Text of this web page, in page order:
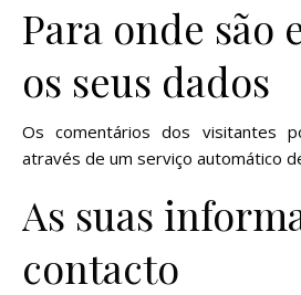
Para onde são
os seus dados
Os comentários dos visitantes
através de um serviço automático
As suas
contacto